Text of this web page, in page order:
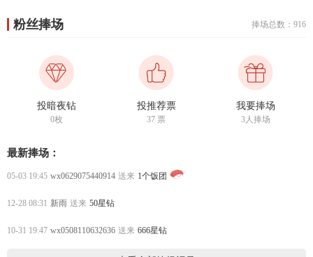
粉丝捧场 捧场总数：916
投暗夜钻
0枚
投推荐票
37 票
我要捧场
3人捧场
最新捧场：
05-03 19:45 wx0629075440914 送来 1个饭团
12-28 08:31 新雨 送来 50星钻
10-31 19:47 wx0508110632636 送来 666星钻